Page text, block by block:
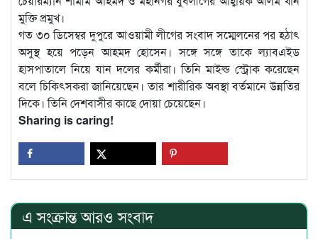
মুক্তি প্রমুখ।
গত ৩০ ডিসেম্বর দুপুরে আওয়ামী লীগের সংবাদ সম্মেলনের পর হঠাৎ
অসুস্থ হয়ে পড়েন আহমদ হোসেন। সঙ্গে সঙ্গে তাকে ল্যাবএইড
হাসপাতালে নিয়ে যান দলের কর্মীরা। তিনি মাইল্ড স্ট্রোক করেছেন
বলে চিকিৎসকরা জানিয়েছেন। তার শারীরিক অবস্থা বর্তমানে উন্নতির
দিকে। তিনি দেশবাসীর কাছে দোয়া চেয়েছেন।
Sharing is caring!
এ সংক্রান্ত আরও সংবাদ